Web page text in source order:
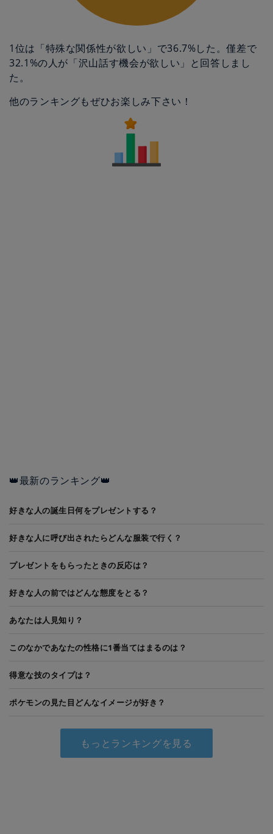
1位は「特殊な関係性が欲しい」で36.7%した。僅差で
32.1%の人が「沢山話す機会が欲しい」と回答しまし
た。
他のランキングもぜひお楽しみ下さい！
👑最新のランキング👑
好きな人の誕生日何をプレゼントする？
好きな人に呼び出されたらどんな服装で行く？
プレゼントをもらったときの反応は？
好きな人の前ではどんな態度をとる？
あなたは人見知り？
このなかであなたの性格に1番当てはまるのは？
得意な技のタイプは？
ポケモンの見た目どんなイメージが好き？
もっとランキングを見る